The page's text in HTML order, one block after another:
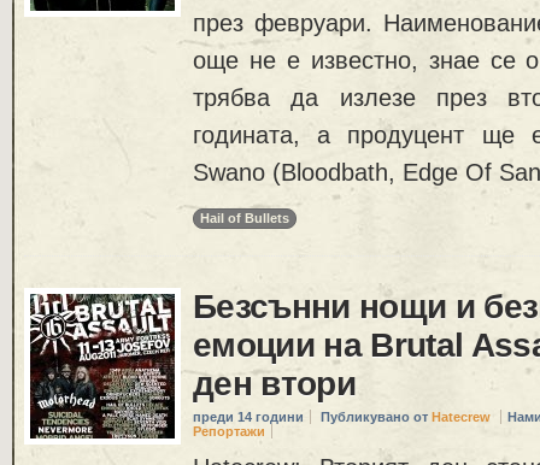
през февруари.
още не е известно, знае се
трябва да излезе през
годината, а продуцент ще
Swano (Bloodbath, Edge Of
Hail of Bullets
Безсънни нощи и
емоции на Brutal
ден втори
преди 14 години Публикувано от Hatecrew
Репортажи